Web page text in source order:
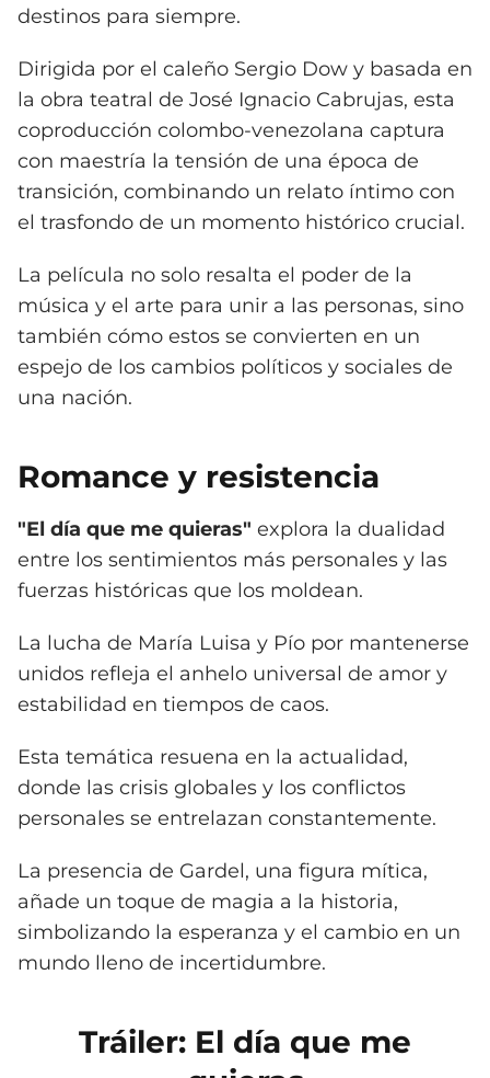
destinos para siempre.
Dirigida por el caleño Sergio Dow y basada en
la obra teatral de José Ignacio Cabrujas, esta
coproducción colombo-venezolana captura
con maestría la tensión de una época de
transición, combinando un relato íntimo con
el trasfondo de un momento histórico crucial.
La película no solo resalta el poder de la
música y el arte para unir a las personas, sino
también cómo estos se convierten en un
espejo de los cambios políticos y sociales de
una nación.
Romance y resistencia
"El día que me quieras" explora la dualidad
entre los sentimientos más personales y las
fuerzas históricas que los moldean.
La lucha de María Luisa y Pío por mantenerse
unidos refleja el anhelo universal de amor y
estabilidad en tiempos de caos.
Esta temática resuena en la actualidad,
donde las crisis globales y los conflictos
personales se entrelazan constantemente.
La presencia de Gardel, una figura mítica,
añade un toque de magia a la historia,
simbolizando la esperanza y el cambio en un
mundo lleno de incertidumbre.
Tráiler: El día que me